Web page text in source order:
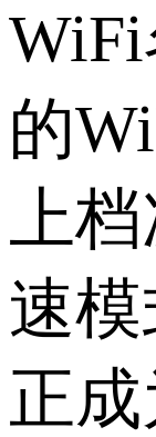
的
上
速
正